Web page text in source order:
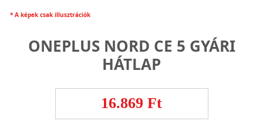
* A képek csak illusztrációk
ONEPLUS NORD CE 5 GYÁRI
HÁTLAP
16.869 Ft